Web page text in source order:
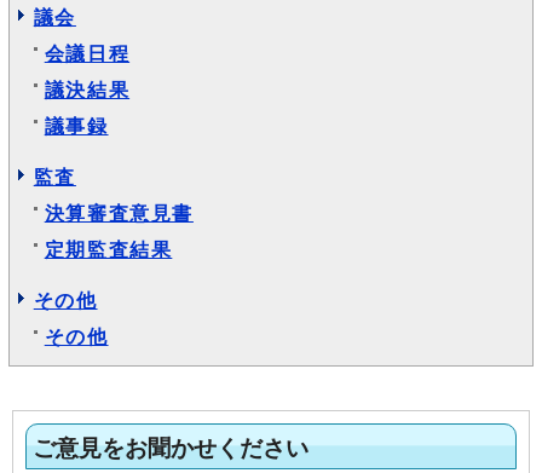
議会
会議日程
議決結果
議事録
監査
決算審査意見書
定期監査結果
その他
その他
ご意見をお聞かせください